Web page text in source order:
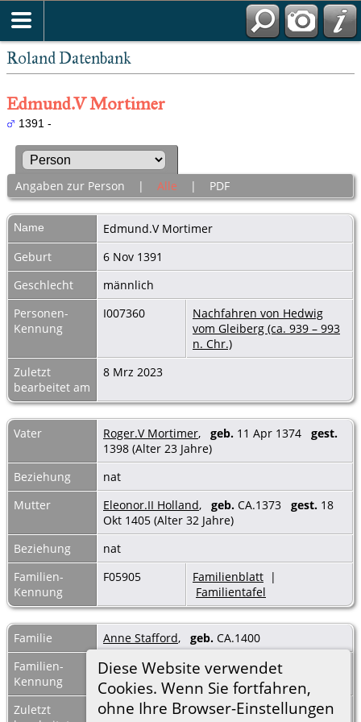
Roland Datenbank
Diese Website verwendet
Cookies. Wenn Sie fortfahren,
ohne Ihre Browser-Einstellungen
Edmund.V Mortimer
1391 -
Angaben zur Person | Alle | PDF
Name Edmund.V Mortimer
Geburt
6 Nov 1391
Geschlecht
männlich
Personen-
Kennung
I007360
Nachfahren von Hedwig
vom Gleiberg (ca. 939 – 993
n. Chr.)
Zuletzt
bearbeitet am
8 Mrz 2023
Vater Roger.V Mortimer, geb. 11 Apr 1374 gest.
1398 (Alter 23 Jahre)
Beziehung
nat
Mutter
Eleonor.II Holland, geb. CA.1373 gest. 18
Okt 1405 (Alter 32 Jahre)
Beziehung
nat
Familien-
Kennung
F05905 Familienblatt |
Familientafel
Familie Anne Stafford, geb. CA.1400
Familien-
Kennung
F34542 Familienblatt|
Familientafel
Zuletzt
8 Mrz 2023